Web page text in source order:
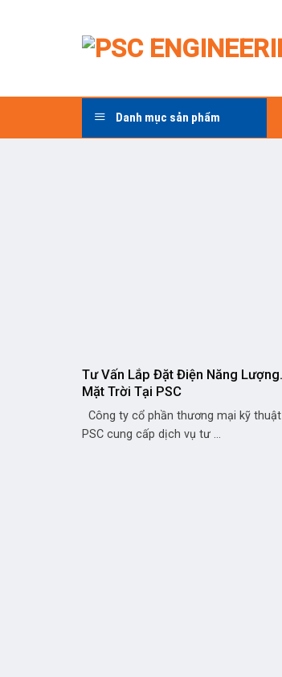
Danh mục sản phẩm
Tư Vấn Lắp Đặt Điện Năng Lượng
Mặt Trời Tại PSC
Công ty cổ phần thương mại kỹ thuật
PSC cung cấp dịch vụ tư ...